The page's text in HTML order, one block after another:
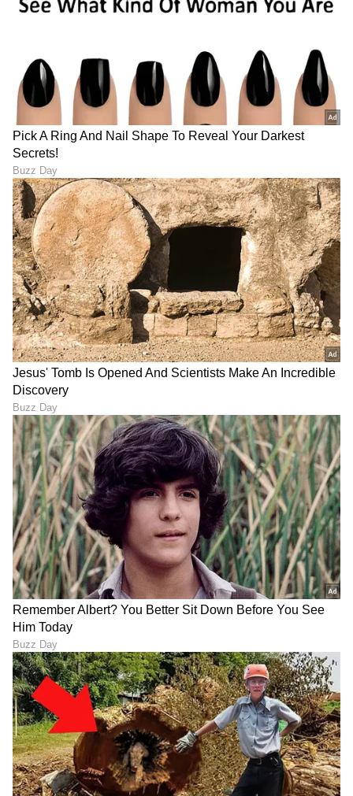
SN
Santosh Naik
ನಾನು ಏಷ್ಯಾನೆಟ್ ಸುವರ್ಣ ನ್ಯೂಸ್.ಕಾಂನಲ್ಲಿ ಮುಖ್ಯ
ಉಪಸಂಪಾದಕ. ಉತ್ತರ ಕನ್ನಡ ಜಿಲ್ಲೆಯ ಭಟ್ಕಳದವನು. 13
ವರ್ಷಗಳಿಂದಲೂ ಮಾಧ್ಯಮದಲ್ಲಿದ್ದೇನೆ. ಉಜಿರೆಯ ಎಸ್‌ಡಿಎಂ
ಕಾಲೇಜಿನಲ್ಲಿ ಪತ್ರಿಕೋದ್ಯಮ ಪದವಿ. ಹೊಸದಿಗಂತದ ಮೂಲಕ
ಮಾಧ್ಯಮ ಜಗತ್ತಿಗೆ ಕಾಲಿಟ್ಟವನು. ಕ್ರೀಡಾ ವರದಿಯಲ್ಲಿ ಹೆಚ್ಚು ಆಸಕ್ತಿ.
ಆದರೆ, ಡಿಜಿಟಲ್ ಮಾಧ್ಯಮ ಎಲ್ಲ ವಿಷಯದಲ್ಲೂ ಪಳಗಿಸಿದೆ.
ವಿಜಯವಾಣಿ, ಸ್ಟಾರ್‌ ಸ್ಪೋರ್ಟ್ಸ್‌ನಲ್ಲಿ ಕೆಲಸ ಮಾಡಿದ್ದೇನೆ. ಓದು,
ಪ್ರವಾಸ ನೆಚ್ಚಿನ ಹವ್ಯಾಸ
ನಿವೇದಿತಾ ಗೌಡ
ಕನ್ನಡ ಸಿನಿಮಾ (Kannada Cinema News), ಟಿವಿ
ಕಾರ್ಯಕ್ರಮಗಳು (Kannada TV Shows), ಸೆಲೆಬ್ರಿಟಿ
ಸುದ್ದಿಗಳು ಮತ್ತು ಇತ್ತೀಚಿನ ಸುದ್ದಿಗಳಿಗಾಗಿ ಏಷ್ಯಾನೆಟ್
ಸುವರ್ಣ ನ್ಯೂಸ್‌ನಲ್ಲಿ ಮನರಂಜನಾ ವಿಭಾಗ ನೋಡಿ.
ಸಿನಿಮಾ ವಿಮರ್ಶೆಗಳು (Kannada Movies Review),
ತಾರೆಯರ ಸಂದರ್ಶನಗಳು, ಧಾರಾವಾಹಿ ಅಪ್‌ಡೇಟ್ಸ್‌,
ತೆರೆಮರೆಯ ಕಥೆಗಳು,OTT ರಿಲೀಸ್‌ಗಳ ಬಗ್ಗೆ
ಮಾಹಿತಿಯೂ ಇಲ್ಲಿದೆ.
DOWNLOAD APP
RECOMMENDED STORIES